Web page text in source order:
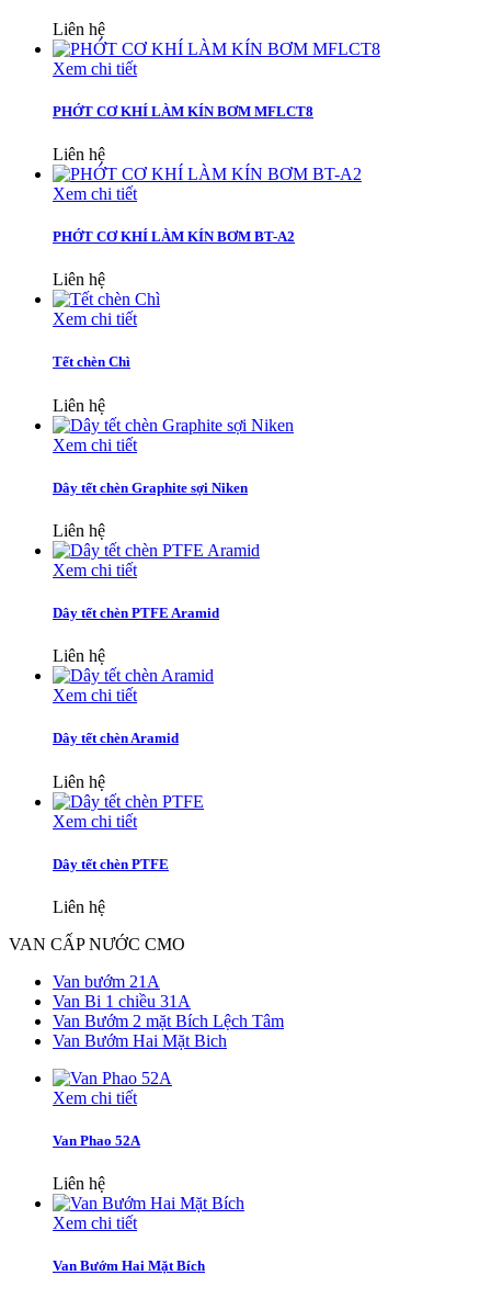
Liên hệ
Xem chi tiết
PHỚT CƠ KHÍ LÀM KÍN BƠM MFLCT8
Liên hệ
Xem chi tiết
PHỚT CƠ KHÍ LÀM KÍN BƠM BT-A2
Liên hệ
Xem chi tiết
Tết chèn Chì
Liên hệ
Xem chi tiết
Dây tết chèn Graphite sợi Niken
Liên hệ
Xem chi tiết
Dây tết chèn PTFE Aramid
Liên hệ
Xem chi tiết
Dây tết chèn Aramid
Liên hệ
Xem chi tiết
Dây tết chèn PTFE
Liên hệ
VAN CẤP NƯỚC CMO
Van bướm 21A
Van Bi 1 chiều 31A
Van Bướm 2 mặt Bích Lệch Tâm
Van Bướm Hai Mặt Bich
Xem chi tiết
Van Phao 52A
Liên hệ
Xem chi tiết
Van Bướm Hai Mặt Bích